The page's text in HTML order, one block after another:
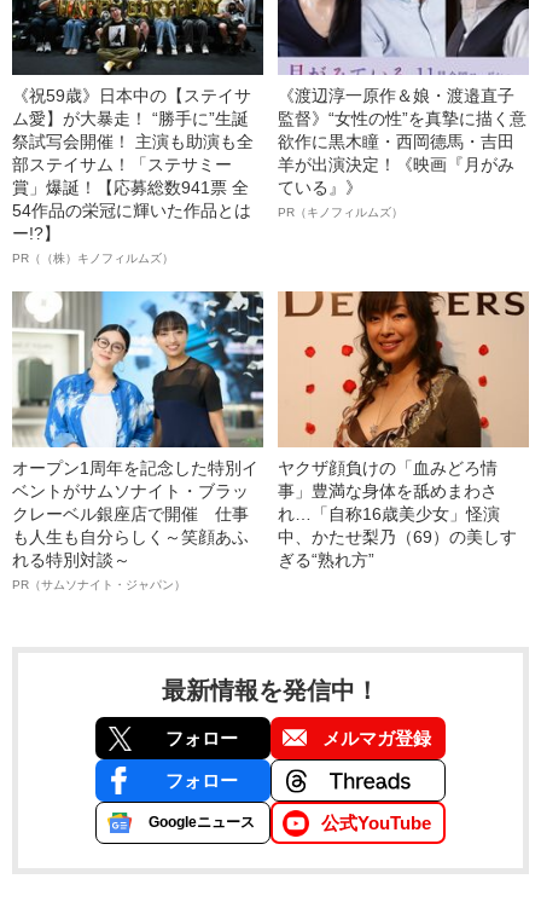
《祝59歳》日本中の【ステイサ
ム愛】が大暴走！ “勝手に”生誕
祭試写会開催！ 主演も助演も全
部ステイサム！「ステサミー
賞」爆誕！【応募総数941票 全
54作品の栄冠に輝いた作品とは
ー!?】
PR（（株）キノフィルムズ）
《渡辺淳一原作＆娘・渡邉直子
監督》“女性の性”を真摯に描く意
欲作に黒木瞳・西岡德馬・吉田
羊が出演決定！《映画『月がみ
ている』》
PR（キノフィルムズ）
オープン1周年を記念した特別イ
ベントがサムソナイト・ブラッ
クレーベル銀座店で開催 仕事
も人生も自分らしく～笑顔あふ
れる特別対談～
PR（サムソナイト・ジャパン）
ヤクザ顔負けの「血みどろ情
事」豊満な身体を舐めまわさ
れ…「自称16歳美少女」怪演
中、かたせ梨乃（69）の美しす
ぎる“熟れ方”
最新情報を発信中！
フォロー メルマガ登録
フォロー
Googleニュース 公式YouTube